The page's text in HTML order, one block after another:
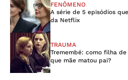
FENÔMENO
A série de 5 episódios
da Netflix
TRAUMA
Tremembé: como filha
que mãe matou pai?